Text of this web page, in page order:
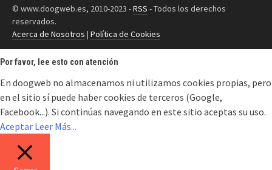
© www.doogweb.es, 2010-2023 -RSS - Todos los derechos
reservados.
Acerca de Nosotros | Política de Cookies
Por favor, lee esto con atención
En doogweb no almacenamos ni utilizamos cookies propias, pero
en el sitio sí puede haber cookies de terceros (Google,
Facebook...). Si continúas navegando en este sitio aceptas su uso.
Aceptar Leer Más...